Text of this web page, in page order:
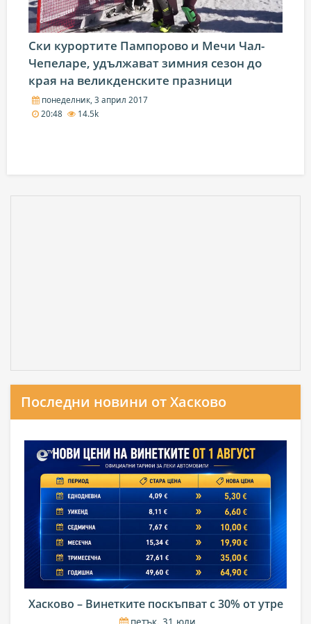
Ски курортите Пампорово и Мечи Чал-
Чепеларе, удължават зимния сезон до
края на великденските празници
понеделник, 3 април 2017
20:48
14.5k
Последни новини от Хасково
Хасково – Винетките поскъпват с 30% от утре